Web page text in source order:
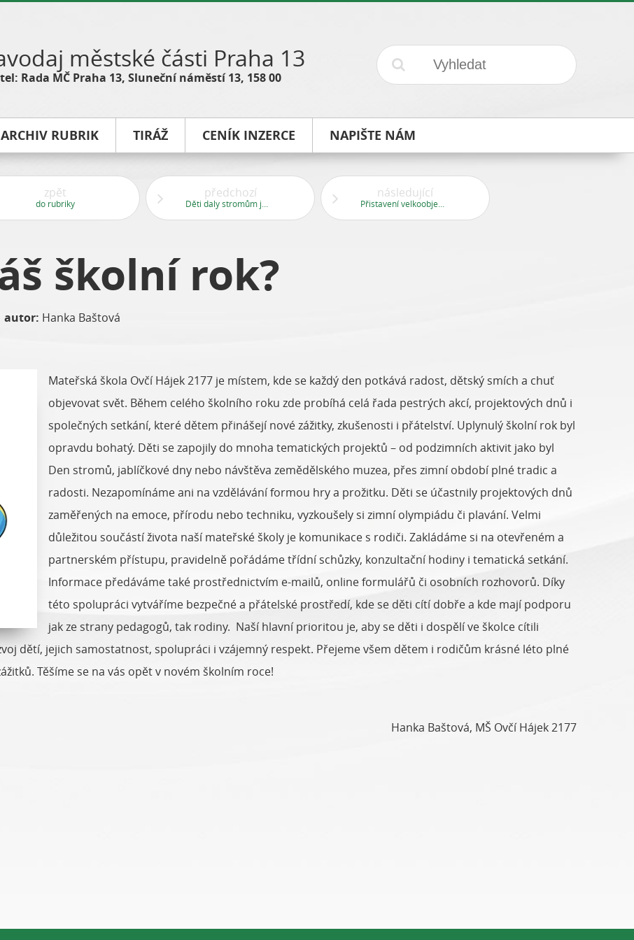
městské části Praha 13
Rada MČ Praha 13, Sluneční náměstí 13, 158 00
ARCHIV RUBRIK TIRÁŽ CENÍK INZERCE NAPIŠTE NÁM
zpět
do rubriky
předchozí následující
školní rok?
autor: Hanka Baštová
Mateřská škola Ovčí Hájek 2177 je místem, kde se každý den potkává radost, dětský smích a chuť
objevovat svět. Během celého školního roku zde probíhá celá řada pestrých akcí, projektových dnů i
společných setkání, které dětem přinášejí nové zážitky, zkušenosti i přátelství. Uplynulý školní rok byl
opravdu bohatý. Děti se zapojily do mnoha tematických projektů – od podzimních aktivit jako byl
Den stromů, jablíčkové dny nebo návštěva zemědělského muzea, přes zimní období plné tradic a
radosti. Nezapomínáme ani na vzdělávání formou hry a prožitku. Děti se účastnily projektových dnů
zaměřených na emoce, přírodu nebo techniku, vyzkoušely si zimní olympiádu či plavání. Velmi
důležitou součástí života naší mateřské školy je komunikace s rodiči. Zakládáme si na otevřeném a
partnerském přístupu, pravidelně pořádáme třídní schůzky, konzultační hodiny i tematická setkání.
Informace předáváme také prostřednictvím e-mailů, online formulářů či osobních rozhovorů. Díky
této spolupráci vytváříme bezpečné a přátelské prostředí, kde se děti cítí dobře a kde mají podporu
jak ze strany pedagogů, tak rodiny. Naší hlavní prioritou je, aby se děti i dospělí ve školce cítili
dětí, jejich samostatnost, spolupráci i vzájemný respekt. Přejeme všem dětem i rodičům krásné léto plné
Těšíme se na vás opět v novém školním roce!
Hanka Baštová, MŠ Ovčí Hájek 2177